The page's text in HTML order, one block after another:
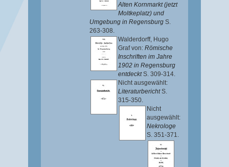
Alten Kornmarkt (jetzt
Moltkeplatz) und
Umgebung in Regensburg S.
263-308.
Walderdorff, Hugo
Graf von: Römische
Inschriften im Jahre
1902 in Regensburg
entdecktS. 309-314.
Nicht ausgewählt:
LiteraturberichtS.
315-350.
Nicht
ausgewählt:
Nekrologe
S. 351-371.